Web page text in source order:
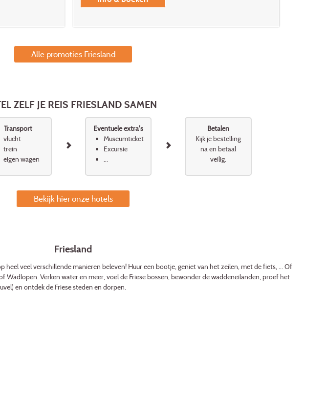
Alle promoties Friesland
ZELF JE REIS FRIESLAND SAMEN
Transport
vlucht
trein
eigen wagen
Eventuele extra's
Museumticket
Excursie
Betalen
Kijk je bestelling
na en betaal
veilig.
Bekijk hier onze hotels
Friesland
heel veel verschillende manieren beleven! Huur een bootje, geniet van het zeilen, met de fiets, ... Of
Wadlopen. Verken water en meer, voel de Friese bossen, bewonder de waddeneilanden, proef het
en ontdek de Friese steden en dorpen.